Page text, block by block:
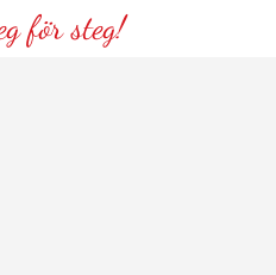
för steg!